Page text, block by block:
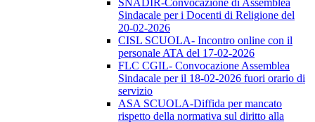
SNADIR-Convocazione di Assemblea
Sindacale per i Docenti di Religione del
20-02-2026
CISL SCUOLA- Incontro online con il
personale ATA del 17-02-2026
FLC CGIL- Convocazione Assemblea
Sindacale per il 18-02-2026 fuori orario di
servizio
ASA SCUOLA-Diffida per mancato
rispetto della normativa sul diritto alla